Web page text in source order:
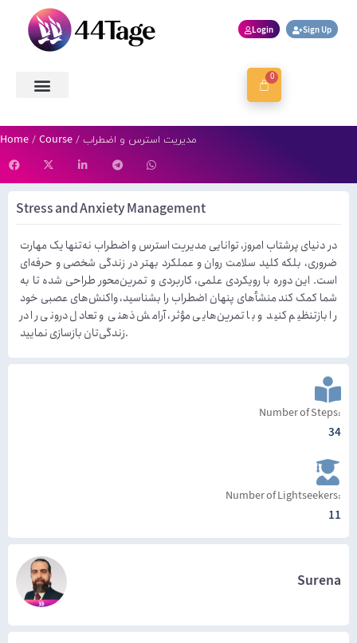
Login Sign Up
0
Home / Course / مدیریت استرس و اضطراب
Stress and Anxiety Management
در دنیای پرشتاب امروز، توانایی مدیریت استرس و اضطراب نه‌تنها یک مهارت
ضروری، بلکه کلید سلامت روان و عملکرد بهتر در زندگی شخصی و حرفه‌ای
است. این دوره با رویکردی علمی، کاربردی و تمرین‌محور طراحی شده تا به
شما کمک کند منشأهای پنهان اضطراب را بشناسید، واکنش‌های عصبی خود
را بازتنظیم کنید و با تمرین‌هایی مؤثر، آرامش ذهنی و تعادل درونی را در
زندگی‌تان بازسازی نمایید.
Number of Steps:
34
Number of Lightseekers:
11
Surena